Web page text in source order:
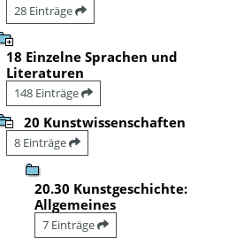
28 Einträge
18 Einzelne Sprachen und
Literaturen
148 Einträge
20 Kunstwissenschaften
8 Einträge
20.30 Kunstgeschichte:
Allgemeines
7 Einträge